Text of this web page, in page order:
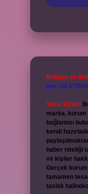
Reklam ve
Yasal Uyarı:
marka, kurum
bağlantısı
kendi
haber niteliği
ve kişiler
Gerçek
tamamen
taslak